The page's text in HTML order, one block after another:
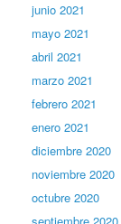
junio 2021
mayo 2021
abril 2021
marzo 2021
febrero 2021
enero 2021
diciembre 2020
noviembre 2020
octubre 2020